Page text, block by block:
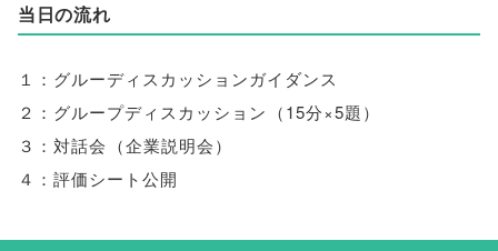
当日の流れ
１：グルーディスカッションガイダンス
２：グループディスカッション （15分×5題 ）
３：対話会 （企業説明会）
４：評価シート公開